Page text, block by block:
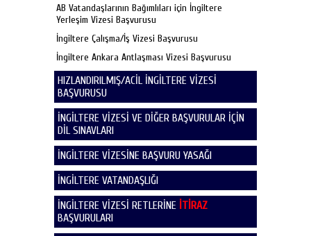
AB Vatandaşlarının Bağımlıları için İngiltere
Yerleşim Vizesi Başvurusu
İngiltere Çalışma/İş Vizesi Başvurusu
İngiltere Ankara Antlaşması Vizesi Başvurusu
HIZLANDIRILMIŞ/ACİL İNGİLTERE VİZESİ
BAŞVURUSU
İNGİLTERE VİZESİ VE DİĞER BAŞVURULAR İÇİN
DİL SINAVLARI
İNGİLTERE VİZESİNE BAŞVURU YASAĞI
İNGİLTERE VATANDAŞLIĞI
İNGİLTERE VİZESİ RETLERİNE İTİRAZ
BAŞVURULARI